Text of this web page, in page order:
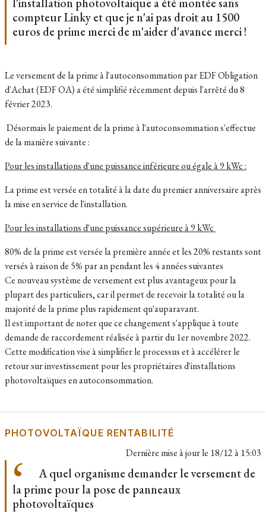
compteur Linky et que je n'ai pas droit au 1500
euros de prime merci de m'aider d'avance merci !
Le versement de la prime à l'autoconsommation par EDF Obligation
d'Achat (EDF OA) a été simplifié récemment depuis l'arrêté du 8
février 2023.
Désormais le paiement de la prime à l'autoconsommation s'effectue
de la manière suivante :
Pour les installations d'une puissance inférieure ou égale à 9 kWc :
La prime est versée en totalité à la date du premier anniversaire après
la mise en service de l'installation.
Pour les installations d'une puissance supérieure à 9 kWc
80% de la prime est versée la première année et les 20% restants sont
versés à raison de 5% par an pendant les 4 années suivantes
Ce nouveau système de versement est plus avantageux pour la
plupart des particuliers, car il permet de recevoir la totalité ou la
majorité de la prime plus rapidement qu'auparavant.
Il est important de noter que ce changement s'applique à toute
demande de raccordement réalisée à partir du 1er novembre 2022.
Cette modification vise à simplifier le processus et à accélérer le
retour sur investissement pour les propriétaires d'installations
photovoltaïques en autoconsommation.
PHOTOVOLTAÏQUE RENTABILITÉ
Dernière mise à jour le 18/12 à 15:03
A quel organisme demander le versement de
la prime pour la pose de panneaux
photovoltaïques